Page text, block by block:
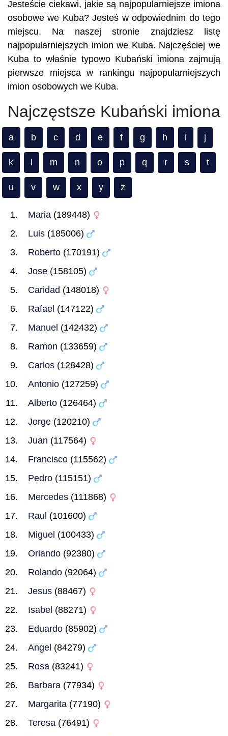
Jesteście ciekawi, jakie są najpopularniejsze imiona
osobowe we Kuba? Jesteś w odpowiednim do tego
miejscu. Na naszej stronie znajdziesz listę
najpopularniejszych imion we Kuba. Najczęściej we
Kuba to właśnie typowo Kubański imiona zajmują
pierwsze miejsca w rankingu najpopularniejszych
imion osobowych we Kuba.
Najczęstsze Kubański imiona
a b c d e f g h i j
k m n o p q r s t
u v w x y z
Maria (189448)
Luis (185006)
Roberto (170191)
Jose (158105)
Caridad (148018)
Rafael (147122)
Manuel (142432)
Ramon (133659)
Carlos (128428)
Antonio (127259)
Alberto (126464)
Jorge (120210)
Juan (117564)
Francisco (115562)
Pedro (115151)
Mercedes (111868)
Raul (101600)
Miguel (100433)
Orlando (92380)
Rolando (92064)
Jesus (88467)
Isabel (88271)
Eduardo (85902)
Angel (84279)
Rosa (83241)
Barbara (77934)
Margarita (77190)
Teresa (76491)